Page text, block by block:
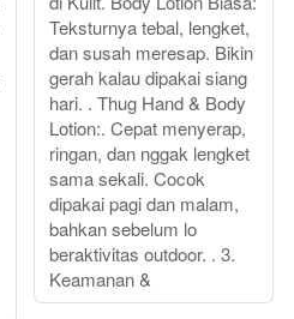
Teksturnya tebal, lengket,
dan susah meresap. Bikin
gerah kalau dipakai siang
hari. . Thug Hand & Body
Lotion:. Cepat menyerap,
ringan, dan nggak lengket
sama sekali. Cocok
dipakai pagi dan malam,
bahkan sebelum lo
beraktivitas outdoor. . 3.
Keamanan &